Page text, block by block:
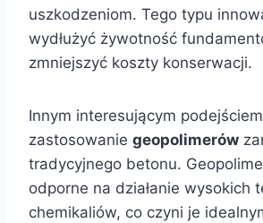
uszkodzeniom. Tego typu
wydłużyć żywotność
zmniejszyć koszty konserwacji.
Innym interesującym
zastosowanie geopolimerów
tradycyjnego betonu.
odporne na działanie wysokich
chemikaliów, co czyni je